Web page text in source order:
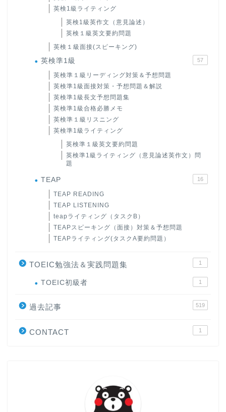
英検1級ライティング
英検1級英作文（意見論述）
英検１級英文要約問題
英検１級面接(スピーキング)
英検準1級 57
英検準１級リーディング対策＆予想問題
英検準1級面接対策・予想問題＆解説
英検準1級長文予想問題集
英検準1級合格必勝メモ
英検準１級リスニング
英検準1級ライティング
英検準１級英文要約問題
英検準1級ライティング（意見論述英作文）問
題
TEAP 16
TEAP READING
TEAP LISTENING
teapライティング（タスクB）
TEAPスピーキング（面接）対策＆予想問題
TEAPライティング(タスクA要約問題）
TOEIC勉強法＆実践問題集 1
TOEIC初級者 1
過去記事 519
CONTACT 1
大学入試英語対策講座